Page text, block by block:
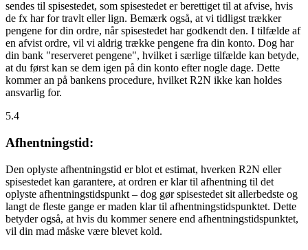
sendes til spisestedet, som spisestedet er berettiget til at afvise, hvis
de fx har for travlt eller lign. Bemærk også, at vi tidligst trækker
pengene for din ordre, når spisestedet har godkendt den. I tilfælde af
en afvist ordre, vil vi aldrig trække pengene fra din konto. Dog har
din bank "reserveret pengene", hvilket i særlige tilfælde kan betyde,
at du først kan se dem igen på din konto efter nogle dage. Dette
kommer an på bankens procedure, hvilket R2N ikke kan holdes
ansvarlig for.
5.4
Afhentningstid:
Den oplyste afhentningstid er blot et estimat, hverken R2N eller
spisestedet kan garantere, at ordren er klar til afhentning til det
oplyste afhentningstidspunkt – dog gør spisestedet sit allerbedste og
langt de fleste gange er maden klar til afhentningstidspunktet. Dette
betyder også, at hvis du kommer senere end afhentningstidspunktet,
vil din mad måske være blevet kold.